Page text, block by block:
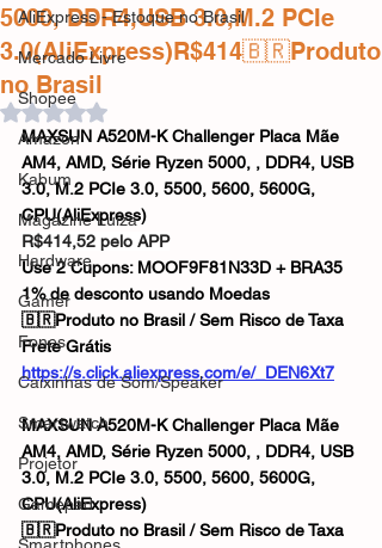
AliExpress - Estoque no Brasil
Mercado Livre
Shopee
Amazon
Kabum
Magazine Luiza
Hardware
Gamer
Fones
Caixinhas de Som/Speaker
Smartwatch
Projetor
Gamepad
5000, DDR4,USB 3.0,M.2 PCIe
3.0(AliExpress)R$414🇧🇷Produto
no Brasil
Avaliado com NaN de 5 estrelas.
MAXSUN A520M-K Challenger Placa Mãe
AM4, AMD, Série Ryzen 5000, , DDR4, USB
3.0, M.2 PCIe 3.0, 5500, 5600, 5600G,
CPU(AliExpress)
R$414,52 pelo APP
Use 2 Cupons: MOOF9F81N33D + BRA35
1% de desconto usando Moedas
🇧🇷Produto no Brasil / Sem Risco de Taxa
Frete Grátis
https://s.click.aliexpress.com/e/_DEN6Xt7
MAXSUN A520M-K Challenger Placa Mãe
AM4, AMD, Série Ryzen 5000, , DDR4, USB
3.0, M.2 PCIe 3.0, 5500, 5600, 5600G,
CPU(AliExpress)
🇧🇷Produto no Brasil / Sem Risco de Taxa